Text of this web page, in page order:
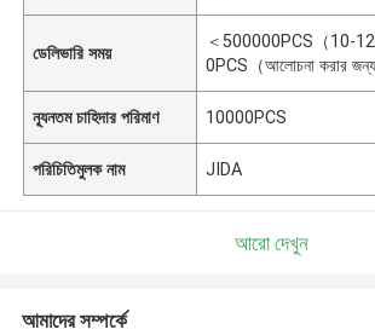
ডেলিভারি সময়
＜500000PCS（10-
0PCS（আলোচনা করার জন্য
ন্যূনতম চাহিদার পরিমাণ 10000PCS
পরিচিতিমুলক নাম JIDA
আরো দেখুন
আমাদের সম্পর্কে